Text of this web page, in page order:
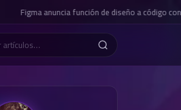
Figma anuncia función de diseño a código con